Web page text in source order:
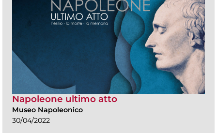
Napoleone ultimo atto
Museo Napoleonico
30/04/2022